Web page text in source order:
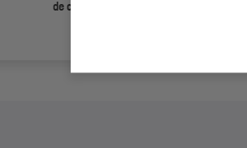
de conservation Titres